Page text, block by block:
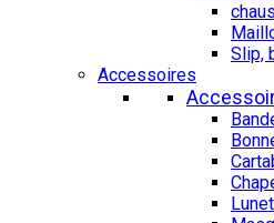
Slip,
Accessoires